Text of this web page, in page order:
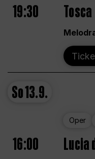
19:30 Tosca
So13.9.
Oper
16:00 Lucia